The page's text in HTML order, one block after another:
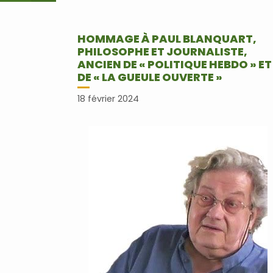
HOMMAGE À PAUL BLANQUART,
PHILOSOPHE ET JOURNALISTE,
ANCIEN DE « POLITIQUE HEBDO » ET
DE « LA GUEULE OUVERTE »
18 février 2024